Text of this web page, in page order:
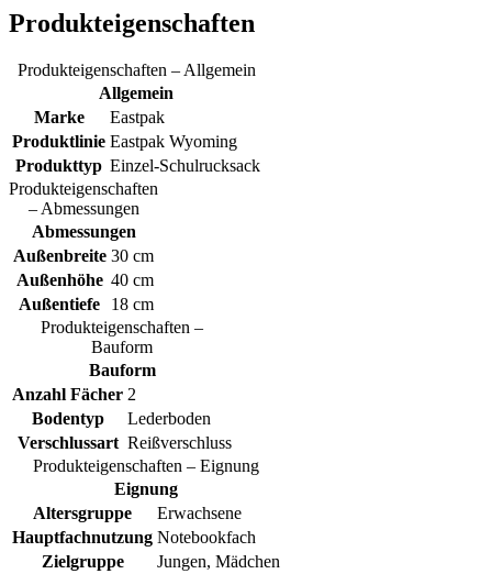
Produkteigenschaften
Produkteigenschaften – Allgemein
Allgemein
Marke
Eastpak
Produktlinie Eastpak Wyoming
Produkttyp Einzel-Schulrucksack
Produkteigenschaften
– Abmessungen
Abmessungen
Außenbreite 30 cm
Außenhöhe 40 cm
Außentiefe
18 cm
Produkteigenschaften –
Bauform
Bauform
Anzahl Fächer 2
Bodentyp
Lederboden
Verschlussart Reißverschluss
Produkteigenschaften – Eignung
Eignung
Altersgruppe
Erwachsene
Hauptfachnutzung Notebookfach
Zielgruppe
Jungen, Mädchen